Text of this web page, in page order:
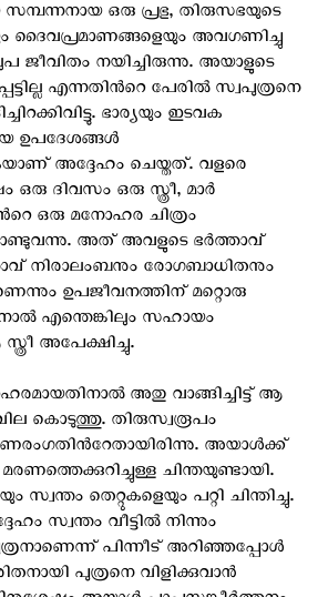
സമ്പന്നനായ ഒരു പ്രഭു, തിരുസഭയുടെ
ദൈവപ്രമാണങ്ങളെയും അവഗണിച്ചു
നയിച്ചിരുന്നു. അയാളുടെ
എന്നതിന്‍റെ പേരില്‍ സ്വപുത്രനെ
ഭാര്യയും ഇടവക
ഉപദേശങ്ങള്‍
അദ്ദേഹം ചെയ്തത്. വളരെ
ദിവസം ഒരു സ്ത്രീ, മാര്‍
ഒരു മനോഹര ചിത്രം
അത് അവ‍ളുടെ ഭര്‍ത്താവ്
നിരാലംബനും രോഗബാധിതനും
ഉപജീവനത്തിന് മറ്റൊരു
എന്തെങ്കിലും സഹായം
അപേക്ഷിച്ചു.
അതു വാങ്ങിച്ചിട്ട് ആ
വില കൊടുത്തു. തിരുസ്വരൂപം
അയാള്‍ക്ക്
ചിന്തയുണ്ടായി.
തെറ്റുകളെയും പറ്റി ചിന്തിച്ചു.
സ്വന്തം വീട്ടില്‍ നിന്നും
പിന്നീട് അറിഞ്ഞപ്പോള്‍
പുത്രനെ വിളിക്കുവാന്‍